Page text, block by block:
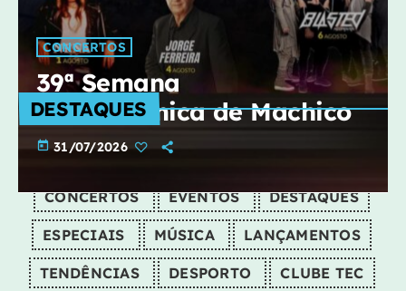
CONCERTOS
39ª Semana
Gastronómica de Machico
today 31/07/2026
DESTAQUES
CONCERTOS EVENTOS DESTAQUES
ESPECIAIS MÚSICA LANÇAMENTOS
TENDÊNCIAS DESPORTO CLUBE TEC